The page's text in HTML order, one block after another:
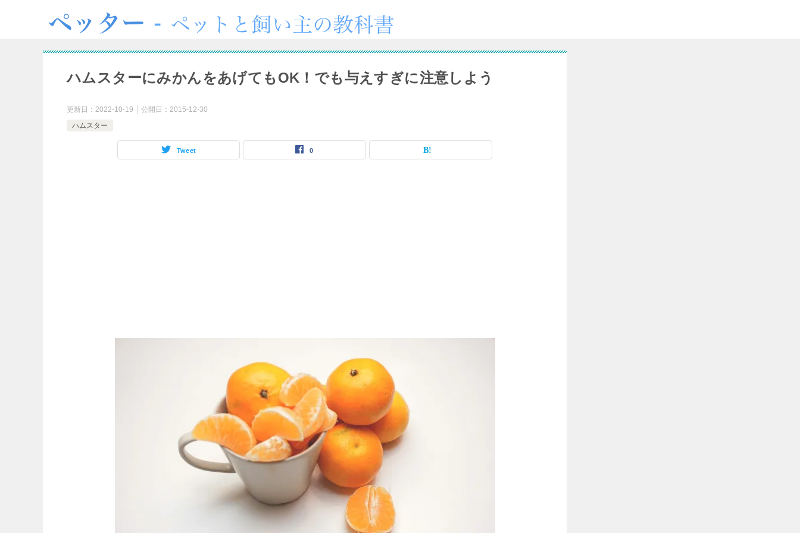
ハムスターにみかんをあげてもOK！でも与えすぎに注意しよう
更新日： 2022-10-19 公開日： 2015-12-30
ハムスター
Tweet 0